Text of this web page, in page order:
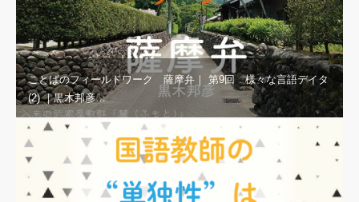
ことばのフィールドワーク 薩摩弁｜ 第9回 様々な言語デイタ
(2) ｜黒木邦彦…